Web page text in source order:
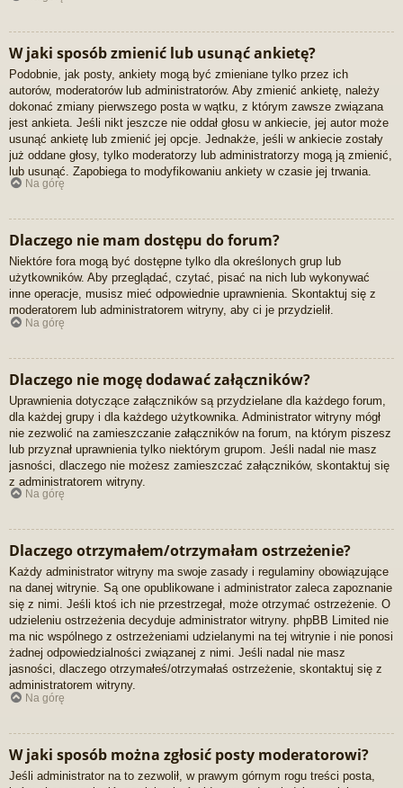
W jaki sposób zmienić lub usunąć ankietę?
Podobnie, jak posty, ankiety mogą być zmieniane tylko przez ich
autorów, moderatorów lub administratorów. Aby zmienić ankietę, należy
dokonać zmiany pierwszego posta w wątku, z którym zawsze związana
jest ankieta. Jeśli nikt jeszcze nie oddał głosu w ankiecie, jej autor może
usunąć ankietę lub zmienić jej opcje. Jednakże, jeśli w ankiecie zostały
już oddane głosy, tylko moderatorzy lub administratorzy mogą ją zmienić,
lub usunąć. Zapobiega to modyfikowaniu ankiety w czasie jej trwania.
Na górę
Dlaczego nie mam dostępu do forum?
Niektóre fora mogą być dostępne tylko dla określonych grup lub
użytkowników. Aby przeglądać, czytać, pisać na nich lub wykonywać
inne operacje, musisz mieć odpowiednie uprawnienia. Skontaktuj się z
moderatorem lub administratorem witryny, aby ci je przydzielił.
Na górę
Dlaczego nie mogę dodawać załączników?
Uprawnienia dotyczące załączników są przydzielane dla każdego forum,
dla każdej grupy i dla każdego użytkownika. Administrator witryny mógł
nie zezwolić na zamieszczanie załączników na forum, na którym piszesz
lub przyznał uprawnienia tylko niektórym grupom. Jeśli nadal nie masz
jasności, dlaczego nie możesz zamieszczać załączników, skontaktuj się
z administratorem witryny.
Na górę
Dlaczego otrzymałem/otrzymałam ostrzeżenie?
Każdy administrator witryny ma swoje zasady i regulaminy obowiązujące
na danej witrynie. Są one opublikowane i administrator zaleca zapoznanie
się z nimi. Jeśli ktoś ich nie przestrzegał, może otrzymać ostrzeżenie. O
udzieleniu ostrzeżenia decyduje administrator witryny. phpBB Limited nie
ma nic wspólnego z ostrzeżeniami udzielanymi na tej witrynie i nie ponosi
żadnej odpowiedzialności związanej z nimi. Jeśli nadal nie masz
jasności, dlaczego otrzymałeś/otrzymałaś ostrzeżenie, skontaktuj się z
administratorem witryny.
Na górę
W jaki sposób można zgłosić posty moderatorowi?
Jeśli administrator na to zezwolił, w prawym górnym rogu treści posta,